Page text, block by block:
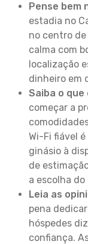
Pense bem
estadia no
no centro
calma com
localização
dinheiro em
Saiba o
começar a
Wi-Fi fiável
ginásio à
de
a escolha do
Leia as
pena
hóspedes
confiança.